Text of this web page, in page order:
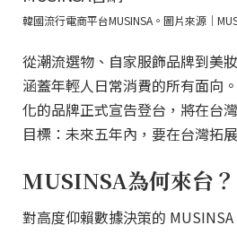
韓國流行電商平台MUSINSA。圖片來源｜
從潮流選物、自家服飾品牌到美
涵蓋年輕人日常消費的所有面向
化的品牌正式宣告登台，將在台
目標：未來五年內，要在台灣拓
MUSINSA為何來台？
對高度仰賴數據決策的